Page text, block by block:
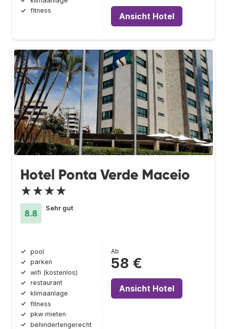
fitness
Ansicht Hotel
Hotel Ponta Verde Maceio
★★★★
8.8
Sehr gut
pool
parken
wifi (kostenlos)
restaurant
klimaanlage
fitness
pkw mieten
behindertengerecht
Ab
58 €
Ansicht Hotel